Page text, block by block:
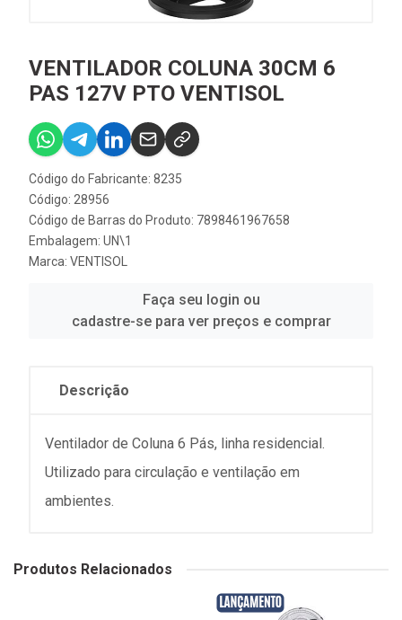
VENTILADOR COLUNA 30CM 6
PAS 127V PTO VENTISOL
Código do Fabricante: 8235
Código: 28956
Código de Barras do Produto: 7898461967658
Embalagem: UN\1
Marca: VENTISOL
Faça seu login ou
cadastre-se para ver preços e comprar
Descrição
Ventilador de Coluna 6 Pás, linha residencial.
Utilizado para circulação e ventilação em
ambientes.
Produtos Relacionados